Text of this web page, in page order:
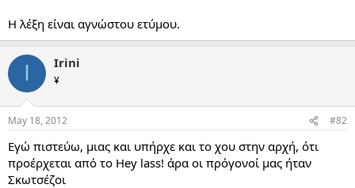
Η λέξη είναι αγνώστου ετύμου.
I Irini
¥
May 18, 2012 #82
Εγώ πιστεύω, μιας και υπήρχε και το χου στην αρχή, ότι
προέρχεται από το Hey lass! άρα οι πρόγονοί μας ήταν
Σκωτσέζοι